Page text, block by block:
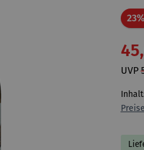
UVP